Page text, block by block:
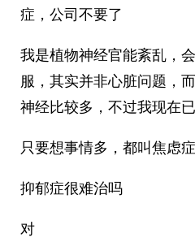
症，公司不要了
我是植物神经官能紊乱，
服，其实并非心脏问题，
神经比较多，不过我现在
只要想事情多，都叫焦虑症
抑郁症很难治吗
对